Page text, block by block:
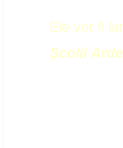
Ele vor fi
Şcolii